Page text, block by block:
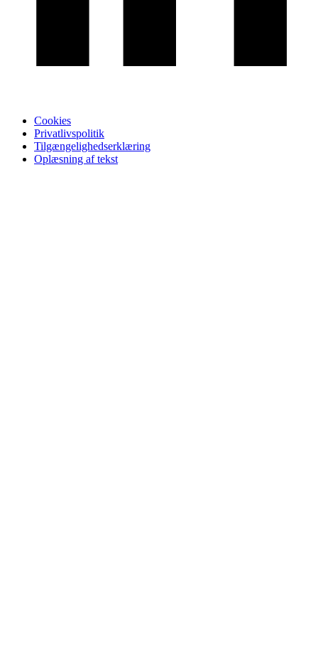
Cookies
Privatlivspolitik
Tilgængelighedserklæring
Oplæsning af tekst